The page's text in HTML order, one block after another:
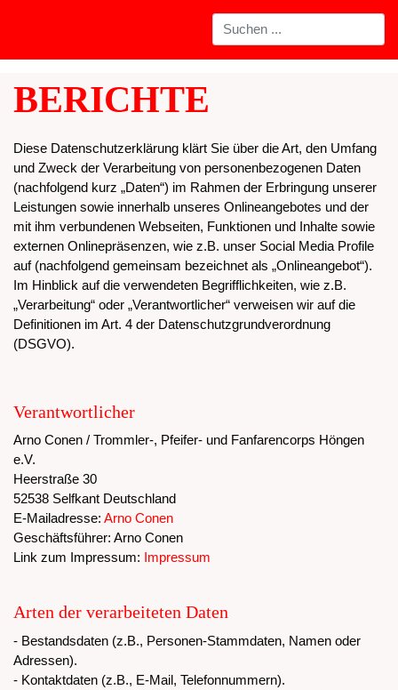
BERICHTE
Diese Datenschutzerklärung klärt Sie über die Art, den Umfang
und Zweck der Verarbeitung von personenbezogenen Daten
(nachfolgend kurz „Daten“) im Rahmen der Erbringung unserer
Leistungen sowie innerhalb unseres Onlineangebotes und der
mit ihm verbundenen Webseiten, Funktionen und Inhalte sowie
externen Onlinepräsenzen, wie z.B. unser Social Media Profile
auf (nachfolgend gemeinsam bezeichnet als „Onlineangebot“).
Im Hinblick auf die verwendeten Begrifflichkeiten, wie z.B.
„Verarbeitung“ oder „Verantwortlicher“ verweisen wir auf die
Definitionen im Art. 4 der Datenschutzgrundverordnung
(DSGVO).
Verantwortlicher
Arno Conen / Trommler-, Pfeifer- und Fanfarencorps Höngen
e.V.
Heerstraße 30
52538 Selfkant Deutschland
E-Mailadresse: Arno Conen
Geschäftsführer: Arno Conen
Link zum Impressum: Impressum
Arten der verarbeiteten Daten
- Bestandsdaten (z.B., Personen-Stammdaten, Namen oder
Adressen).
- Kontaktdaten (z.B., E-Mail, Telefonnummern).